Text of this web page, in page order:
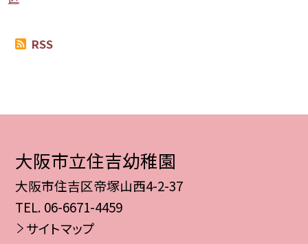
RSS
大阪市立住吉幼稚園
大阪市住吉区帝塚山西4-2-37
TEL. 06-6671-4459
サイトマップ